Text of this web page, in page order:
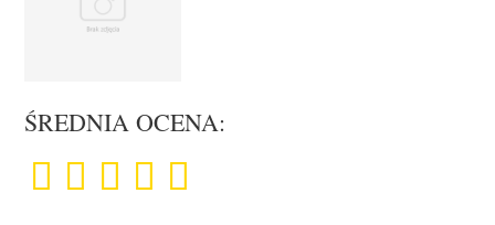
ŚREDNIA OCENA: